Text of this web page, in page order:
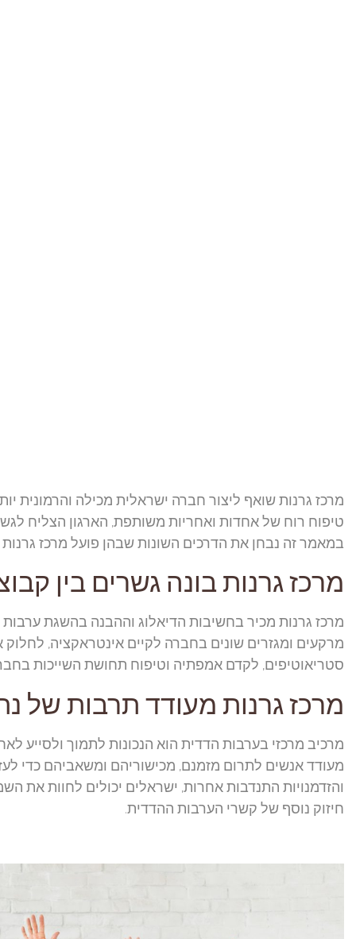
מרכז גרנות שואף ליצור חברה ישראלית מכילה והרמונית
טיפוח רוח של אחדות ואחריות משותפת, הארגון הצליח
במאמר זה נבחן את הדרכים השונות שבהן פועל מרכז
מרכז גרנות בונה גשרים בין
מרכז גרנות מכיר בחשיבות הדיאלוג וההבנה בהשגת ערבות
מרקעים ומגזרים שונים בחברה לקיים אינטראקציה,
סטריאוטיפים, לקדם אמפתיה וטיפוח תחושת השייכות
מרכז גרנות מעודד תרבות של
מרכיב מרכזי בערבות הדדית הוא הנכונות לתמוך ולסייע
מעודד אנשים לתרום מזמנם, מכישוריהם ומשאביהם כדי
והזדמנויות התנדבות אחרות, ישראלים יכולים לחוות את
חיזוק נוסף של קשרי הערבות ההדדית.